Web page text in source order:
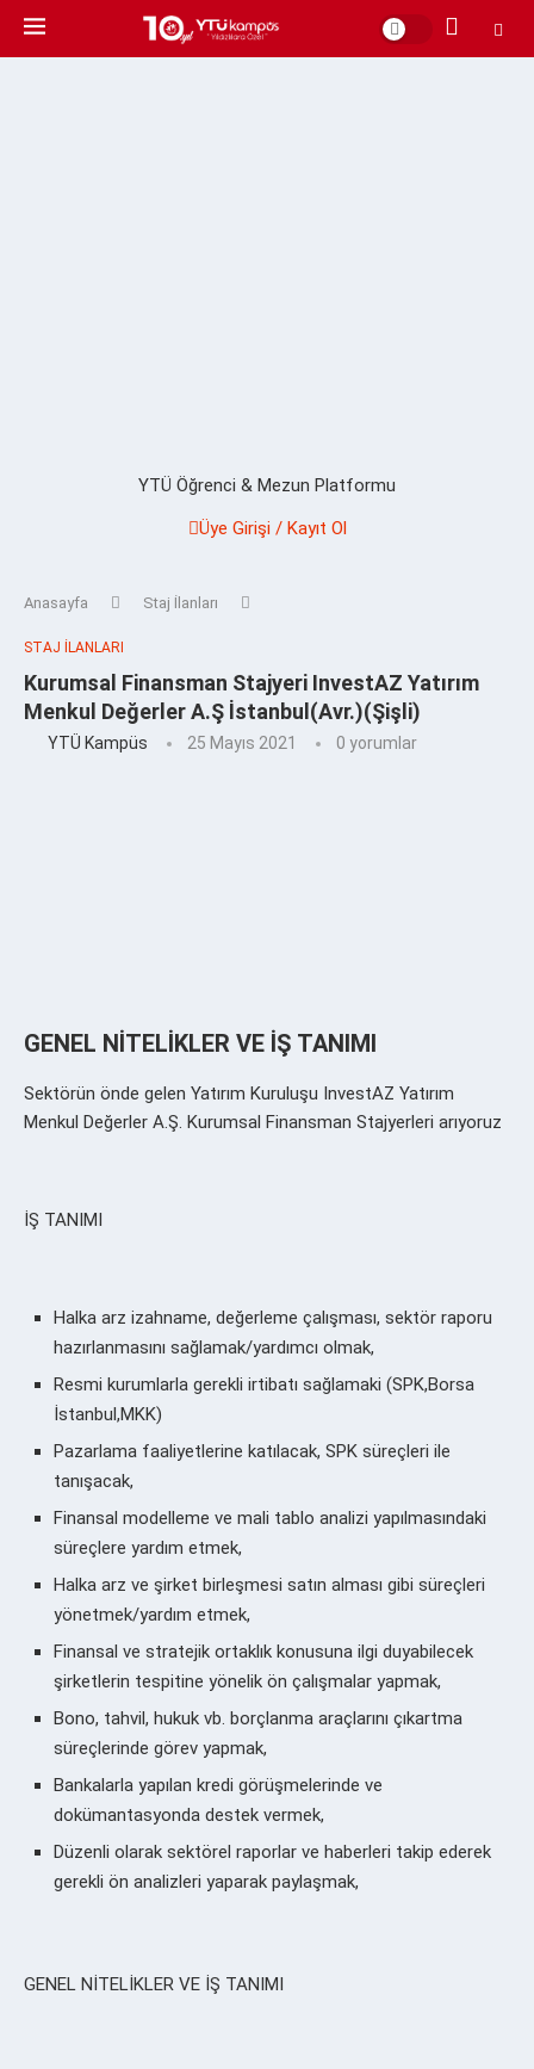
YTÜ Öğrenci & Mezun Platformu
Üye Girişi / Kayıt Ol
Anasayfa Staj İlanları
STAJ İLANLARI
Kurumsal Finansman Stajyeri InvestAZ Yatırım
Menkul Değerler A.Ş İstanbul(Avr.)(Şişli)
YTÜ Kampüs 25 Mayıs 2021 0 yorumlar
GENEL NİTELİKLER VE İŞ TANIMI
Sektörün önde gelen Yatırım Kuruluşu InvestAZ Yatırım
Menkul Değerler A.Ş. Kurumsal Finansman Stajyerleri arıyoruz
İŞ TANIMI
Halka arz izahname, değerleme çalışması, sektör raporu
hazırlanmasını sağlamak/yardımcı olmak,
Resmi kurumlarla gerekli irtibatı sağlamaki (SPK,Borsa
İstanbul,MKK)
Pazarlama faaliyetlerine katılacak, SPK süreçleri ile
tanışacak,
Finansal modelleme ve mali tablo analizi yapılmasındaki
süreçlere yardım etmek,
Halka arz ve şirket birleşmesi satın alması gibi süreçleri
yönetmek/yardım etmek,
Finansal ve stratejik ortaklık konusuna ilgi duyabilecek
şirketlerin tespitine yönelik ön çalışmalar yapmak,
Bono, tahvil, hukuk vb. borçlanma araçlarını çıkartma
süreçlerinde görev yapmak,
Bankalarla yapılan kredi görüşmelerinde ve
dokümantasyonda destek vermek,
Düzenli olarak sektörel raporlar ve haberleri takip ederek
gerekli ön analizleri yaparak paylaşmak,
GENEL NİTELİKLER VE İŞ TANIMI